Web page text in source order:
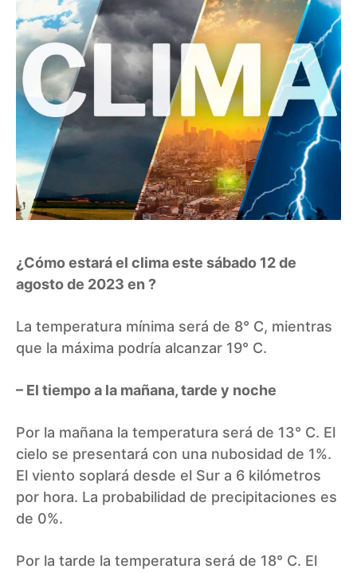
¿Cómo estará el clima este sábado 12 de
agosto de 2023 en ?
La temperatura mínima será de 8° C, mientras
que la máxima podría alcanzar 19° C.
– El tiempo a la mañana, tarde y noche
Por la mañana la temperatura será de 13° C. El
cielo se presentará con una nubosidad de 1%.
El viento soplará desde el Sur a 6 kilómetros
por hora. La probabilidad de precipitaciones es
de 0%.
Por la tarde la temperatura será de 18° C. El